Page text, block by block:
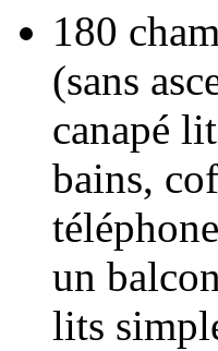
180
(sans
canapé
bains,
un
lits